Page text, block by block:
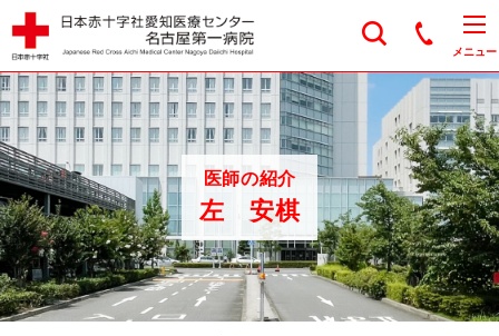
メニュー
医師の紹介
左 安棋